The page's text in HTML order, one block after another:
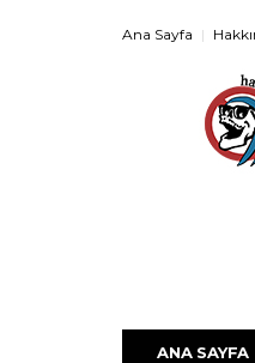
Ana Sayfa
ANA SAYFA